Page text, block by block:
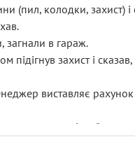
(пил, колодки, захист)
загнали в гараж.
підігнув захист і
виставляє
гальмівної системи